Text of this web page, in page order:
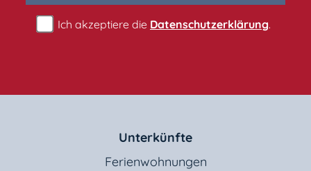
Ich akzeptiere die Datenschutzerklärung.
Unterkünfte
Ferienwohnungen